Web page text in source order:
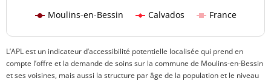
Moulins-en-Bessin Calvados France
L’APL est un indicateur d’accessibilité potentielle localisée qui prend en
compte l’offre et la demande de soins sur la commune de Moulins-en-Bessin
et ses voisines, mais aussi la structure par âge de la population et le niveau